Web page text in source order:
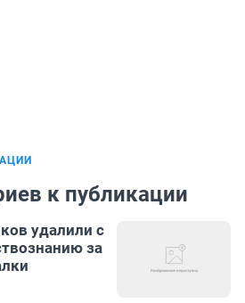
к публикации
удалили с
за